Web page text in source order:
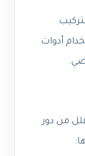
أدوات
من دور